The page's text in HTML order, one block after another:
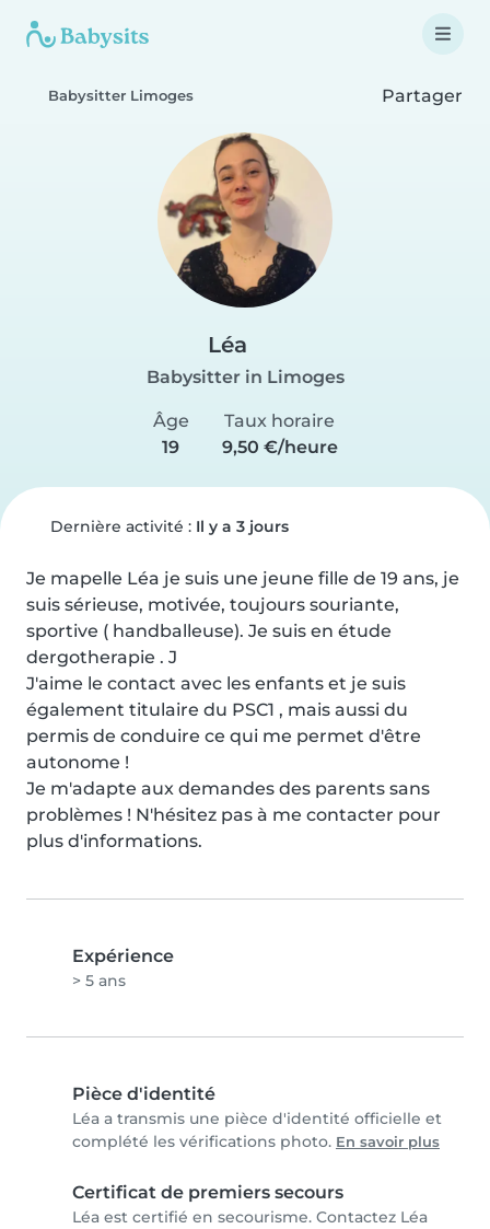
Babysitter Limoges Partager
Léa
Babysitter in Limoges
Âge
19
Taux horaire
9,50 €/heure
Dernière activité : Il y a 3 jours
Je mapelle Léa je suis une jeune fille de 19 ans, je
suis sérieuse, motivée, toujours souriante,
sportive ( handballeuse). Je suis en étude
dergotherapie . J
J'aime le contact avec les enfants et je suis
également titulaire du PSC1 , mais aussi du
permis de conduire ce qui me permet d'être
autonome !
Je m'adapte aux demandes des parents sans
problèmes ! N'hésitez pas à me contacter pour
plus d'informations.
Expérience
> 5 ans
Pièce d'identité
Léa a transmis une pièce d'identité officielle et
complété les vérifications photo. En savoir plus
Certificat de premiers secours
Léa est certifié en secourisme. Contactez Léa